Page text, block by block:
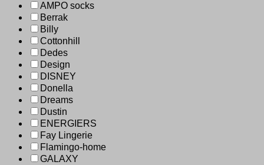
AMPO socks
Berrak
Billy
Cottonhill
Dedes
Design
DISNEY
Donella
Dreams
Dustin
ENERGIERS
Fay Lingerie
Flamingo-home
GALAXY